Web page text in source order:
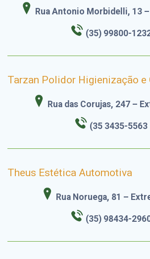
Rua Antonio Morbidelli, 13
(35) 99800-
Tarzan Polidor Higienização
Rua das Corujas, 247 –
(35 3435-5563
Theus Estética Automotiva
Rua Noruega, 81 –
(35) 98434-